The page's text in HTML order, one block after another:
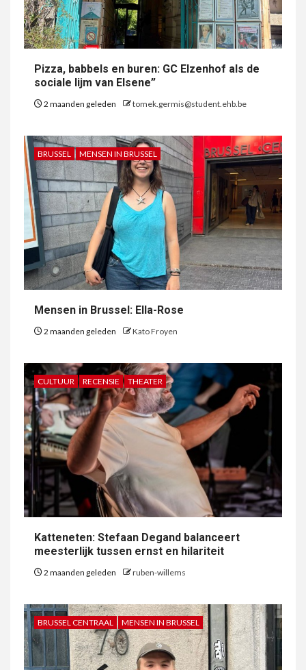
Pizza, babbels en buren: GC Elzenhof als de
sociale lijm van Elsene”
2 maanden geleden tomek.germis@student.ehb.be
BRUSSEL MENSEN IN BRUSSEL
Mensen in Brussel: Ella-Rose
2 maanden geleden Kato Froyen
CULTUUR RECENSIE THEATER
Katteneten: Stefaan Degand balanceert
meesterlijk tussen ernst en hilariteit
2 maanden geleden ruben-willems
BRUSSEL CENTRAAL MENSEN IN BRUSSEL